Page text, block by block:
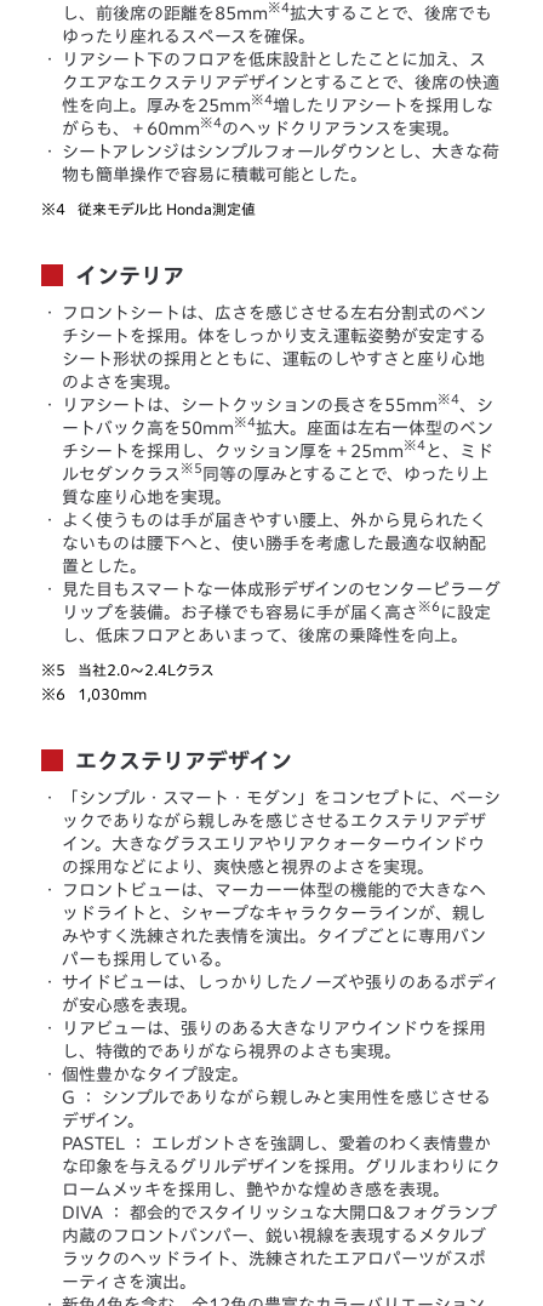
し、前後席の距離を85mm ※4拡大することで、後席でも
ゆったり座れるスペースを確保。
・
リアシート下のフロアを低床設計としたことに加え、ス
クエアなエクステリアデザインとすることで、後席の快適
性を向上。厚みを25mm ※4増したリアシートを採用しな
がらも、＋60mm ※4のヘッドクリアランスを実現。
・
シートアレンジはシンプルフォールダウンとし、大きな荷
物も簡単操作で容易に積載可能とした。
※4 従来モデル比 Honda測定値
インテリア
・
フロントシートは、広さを感じさせる左右分割式のベン
チシートを採用。体をしっかり支え運転姿勢が安定する
シート形状の採用とともに、運転のしやすさと座り心地
のよさを実現。
・
リアシートは、シートクッションの長さを55mm ※4、シ
ートバック高を50mm ※4拡大。座面は左右一体型のベン
チシートを採用し、クッション厚を＋25mm ※4 と、ミド
ルセダンクラス ※5 同等の厚みとすることで、ゆったり上
質な座り心地を実現。
・
よく使うものは手が届きやすい腰上、外から見られたく
ないものは腰下へと、使い勝手を考慮した最適な収納配
置とした。
・
見た目もスマートな一体成形デザインのセンターピラーグ
リップを装備。お子様でも容易に手が届く高さ ※6 に設定
し、低床フロアとあいまって、後席の乗降性を向上。
※5
当社2.0〜2.4Lクラス
※6
1,030mm
エクステリアデザイン
・
「シンプル・スマート・モダン」をコンセプトに、ベーシ
ックでありながら親しみを感じさせるエクステリアデザ
イン。大きなグラスエリアやリアクォーターウインドウ
の採用などにより、爽快感と視界のよさを実現。
・
フロントビューは、マーカー一体型の機能的で大きなヘ
ッドライトと、シャープなキャラクターラインが、親し
みやすく洗練された表情を演出。タイプごとに専用バン
パーも採用している。
・
サイドビューは、しっかりしたノーズや張りのあるボディ
が安心感を表現。
・
リアビューは、張りのある大きなリアウインドウを採用
し、特徴的でありがなら視界のよさも実現。
・
個性豊かなタイプ設定。
G ： シンプルでありながら親しみと実用性を感じさせる
デザイン。
PASTEL ： エレガントさを強調し、愛着のわく表情豊か
な印象を与えるグリルデザインを採用。グリルまわりにク
ロームメッキを採用し、艶やかな煌めき感を表現。
DIVA ： 都会的でスタイリッシュな大開口&フォグランプ
内蔵のフロントバンパー、鋭い視線を表現するメタルブ
ラックのヘッドライト、洗練されたエアロパーツがスポ
ーティさを演出。